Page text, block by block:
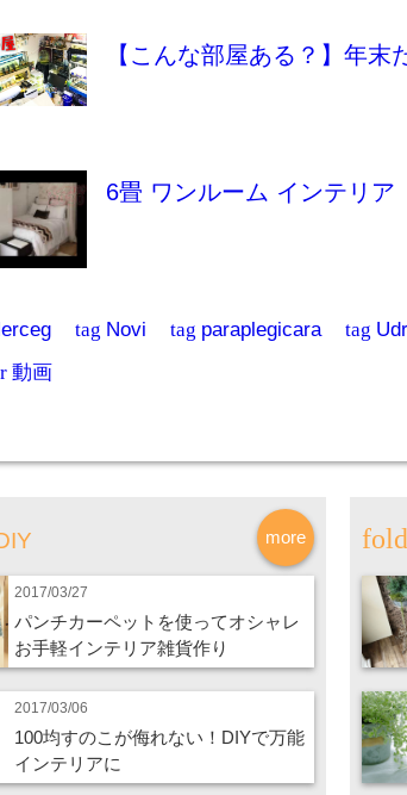
【こんな部屋ある？】年
6畳 ワンルーム インテリア
tag Novi tag paraplegicara tag
動画
more
2017/03/27
パンチカーペットを使ってオシャレ
お手軽インテリア雑貨作り
2017/03/06
100均すのこが侮れない！DIYで万能
インテリアに